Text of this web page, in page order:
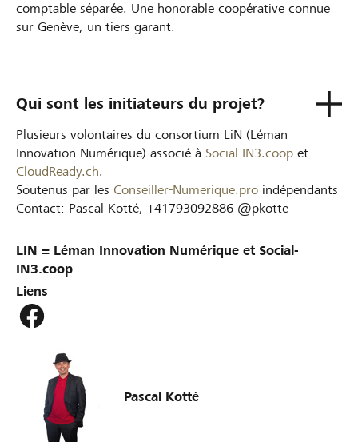
comptable séparée. Une honorable coopérative connue
sur Genève, un tiers garant.
Qui sont les initiateurs du projet?
Plusieurs volontaires du consortium LiN (Léman
Innovation Numérique) associé à Social-IN3.coop et
CloudReady.ch.
Soutenus par les Conseiller-Numerique.pro indépendants
Contact: Pascal Kotté, +41793092886 @pkotte
LIN = Léman Innovation Numérique et Social-
IN3.coop
Liens
Pascal Kotté